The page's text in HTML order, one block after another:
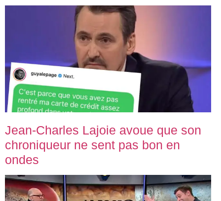
Jean-Charles Lajoie avoue que son
chroniqueur ne sent pas bon en
ondes